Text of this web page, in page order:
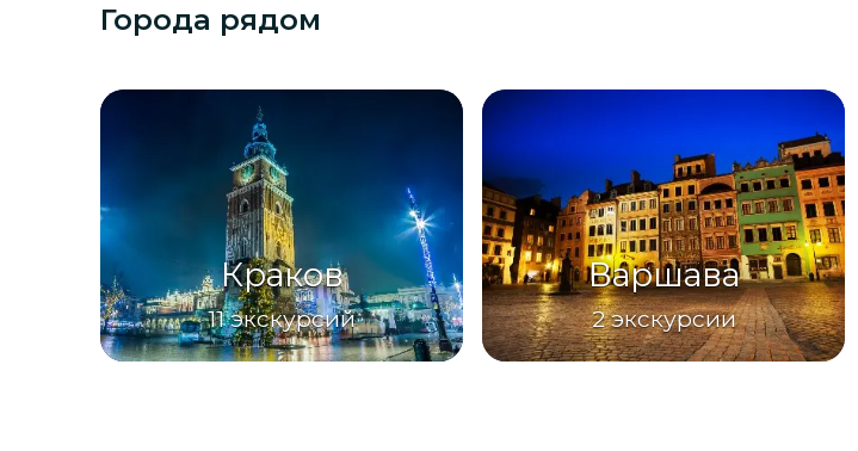
Города рядом
Краков
11 экскурсий
Варшава
2 экскурсии